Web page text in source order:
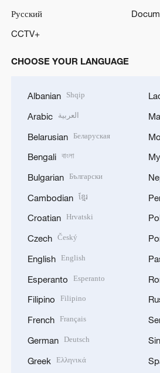
Русский
CCTV+
CHOOSE YOUR LANGUAGE
Albanian Shqip
Arabic العربية
Belarusian Беларуская
Bengali বাংলা
Bulgarian Български
Cambodian ខ្មែរ
Croatian Hrvatski
Czech Český
English English
Esperanto Esperanto
Filipino Filipino
French Français
German Deutsch
Greek Ελληνικά